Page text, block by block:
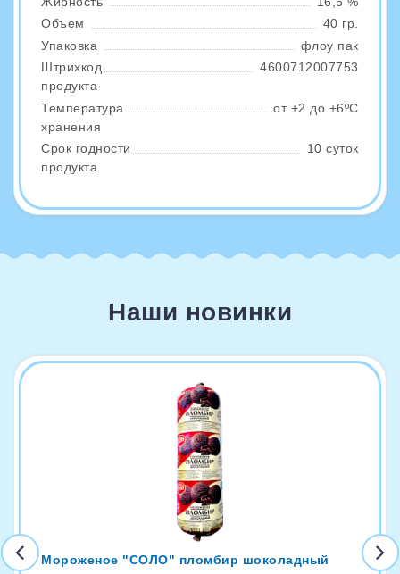
Объем
40 гр.
Упаковка
флоу пак
Штрихкод
продукта
4600712007753
Температура
хранения
от +2 до +6ºС
Срок годности
продукта
10 суток
Наши новинки
Мороженое "СОЛО" пломбир шоколадный